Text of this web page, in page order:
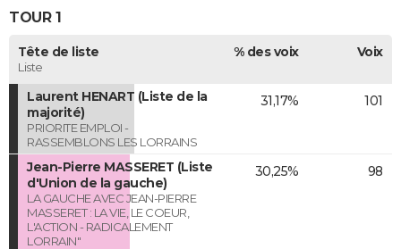
TOUR 1
Tête de liste
Liste
% des voix Voix
Laurent HENART (Liste de la
majorité)
PRIORITE EMPLOI -
RASSEMBLONS LES LORRAINS
31,17% 101
Jean-Pierre MASSERET (Liste
d'Union de la gauche)
LA GAUCHE AVEC JEAN-PIERRE
MASSERET : LA VIE, LE COEUR,
L'ACTION - RADICALEMENT
LORRAIN"
30,25% 98